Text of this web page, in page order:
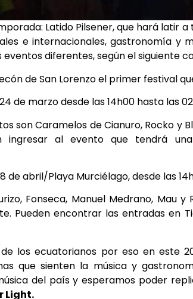
Latido Pilsener, que hará latir
e internacionales, gastronomía y
diferentes, según el siguiente
de San Lorenzo el primer festival
de marzo desde las 14h00 hasta las
son Caramelos de Cianuro, Rocko y
al evento que tendrá una
de abril/Playa Murciélago, desde las
Fonseca, Manuel Medrano, Mau y
Pueden encontrar las entradas en
los ecuatorianos por eso en este
que sienten la música y
del país y esperamos poder
Light.